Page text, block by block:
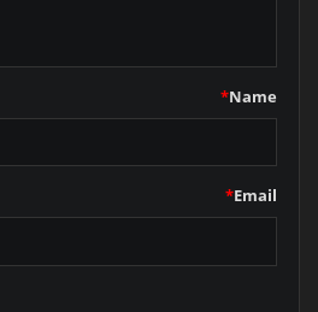
Name
*
Email
*